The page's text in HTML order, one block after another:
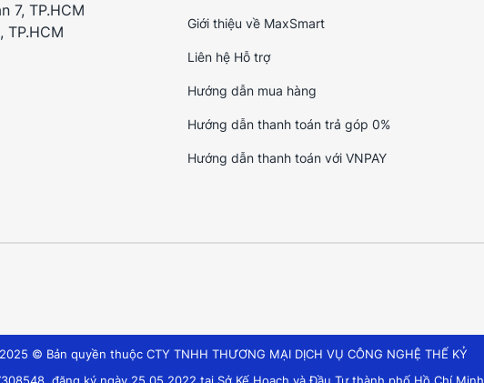
7, TP.HCM
TP.HCM
Giới thiệu về MaxSmart
Liên hệ Hỗ trợ
Hướng dẫn mua hàng
Hướng dẫn thanh toán trả góp 0%
Hướng dẫn thanh toán với VNPAY
© Bản quyền thuộc CTY TNHH THƯƠNG MẠI DỊCH VỤ CÔNG NGHỆ THẾ KỶ